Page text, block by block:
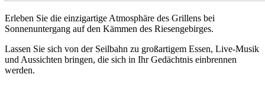
Erleben Sie die einzigartige Atmosphäre des Grillens bei
Sonnenuntergang auf den Kämmen des Riesengebirges.
Lassen Sie sich von der Seilbahn zu großartigem Essen, Live-Musik
und Aussichten bringen, die sich in Ihr Gedächtnis einbrennen
werden.